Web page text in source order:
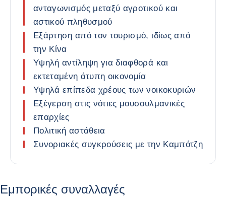
ανταγωνισμός μεταξύ αγροτικού και
αστικού πληθυσμού
Εξάρτηση από τον τουρισμό, ιδίως από
την Κίνα
Υψηλή αντίληψη για διαφθορά και
εκτεταμένη άτυπη οικονομία
Υψηλά επίπεδα χρέους των νοικοκυριών
Εξέγερση στις νότιες μουσουλμανικές
επαρχίες
Πολιτική αστάθεια
Συνοριακές συγκρούσεις με την Καμπότζη
Εμπορικές συναλλαγές